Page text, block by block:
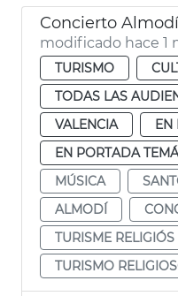
Concierto
modificado hace 1
TURISMO
TODAS LAS
VALENCIA
EN
EN PORTADA
MÚSICA
ALMODÍ
TURISME RELIGIÓS
TURISMO